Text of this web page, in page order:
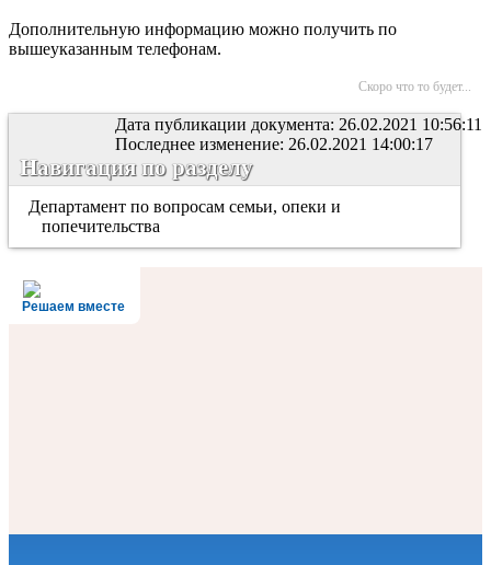
Дополнительную информацию можно получить по
вышеуказанным телефонам.
Скоро что то будет...
Дата публикации документа: 26.02.2021 10:56:11
Последнее изменение: 26.02.2021 14:00:17
Навигация по разделу
Департамент по вопросам семьи, опеки и
попечительства
Решаем вместе